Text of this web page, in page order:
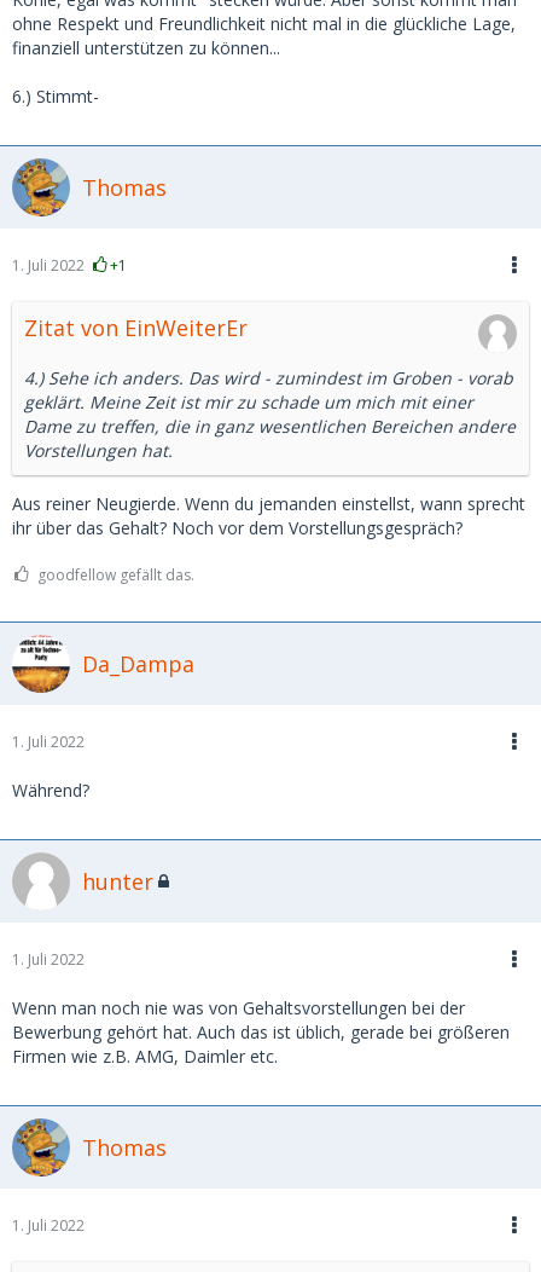
ohne Respekt und Freundlichkeit nicht mal in die glückliche Lage,
finanziell unterstützen zu können...
6.) Stimmt-
Thomas
1. Juli 2022 +1
Zitat von EinWeiterEr
4.) Sehe ich anders. Das wird - zumindest im Groben - vorab
geklärt. Meine Zeit ist mir zu schade um mich mit einer
Dame zu treffen, die in ganz wesentlichen Bereichen andere
Vorstellungen hat.
Aus reiner Neugierde. Wenn du jemanden einstellst, wann sprecht
ihr über das Gehalt? Noch vor dem Vorstellungsgespräch?
goodfellow gefällt das.
Da_Dampa
1. Juli 2022
Während?
hunter
1. Juli 2022
Wenn man noch nie was von Gehaltsvorstellungen bei der
Bewerbung gehört hat. Auch das ist üblich, gerade bei größeren
Firmen wie z.B. AMG, Daimler etc.
Thomas
1. Juli 2022